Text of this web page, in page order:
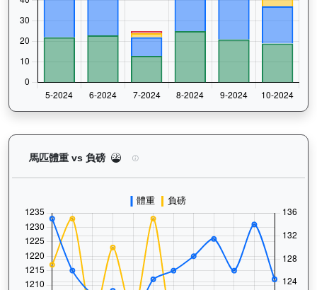
馬匹體重 vs 負磅 嘉應喝彩（H369）— 馬匹體重與負磅